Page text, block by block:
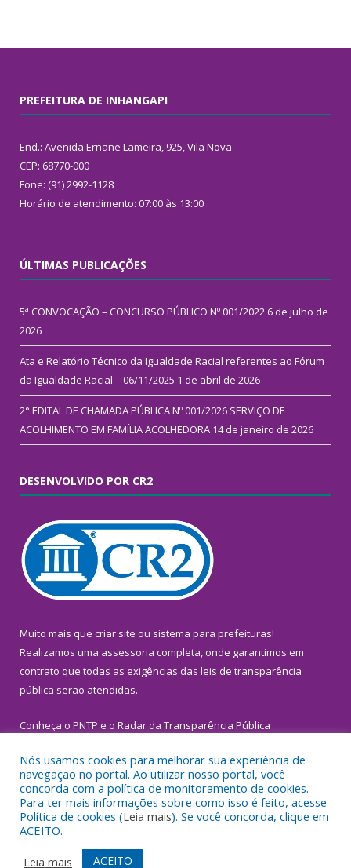
PREFEITURA DE INHANGAPI
End.: Avenida Ernane Lameira, 925, Vila Nova
CEP: 68770-000
Fone: (91) 2992-1128
Horário de atendimento: 07:00 às 13:00
ÚLTIMAS PUBLICAÇÕES
5ª CONVOCAÇÃO – CONCURSO PÚBLICO Nº 001/2022 6 de julho de
2026
Ata e Relatório Técnico da Igualdade Racial referentes ao Fórum
da Igualdade Racial – 06/11/2025 1 de abril de 2026
2° EDITAL DE CHAMADA PÚBLICA Nº 001/2026 SERVIÇO DE
ACOLHIMENTO EM FAMÍLIA ACOLHEDORA 14 de janeiro de 2026
DESENVOLVIDO POR CR2
Muito mais que criar site ou sistema para prefeituras!
Realizamos uma assessoria completa, onde garantimos em
contrato que todas as exigências das leis de transparência
pública serão atendidas.
Conheça o PNTP e o Radar da Transparência Pública
Todos os direitos reservados a Prefeitura Municipal de
Inhangapi.
Mapa do Site
Acessar Área Administrativa
Nós usamos cookies para melhorar sua experiência de
navegação no portal. Ao utilizar nosso portal, você
concorda com a política de monitoramento de cookies.
Para ter mais informações sobre como isso é feito, acesse
Política de cookies (Leia mais). Se você concorda, clique em
ACEITO.
Leia mais
ACEITO